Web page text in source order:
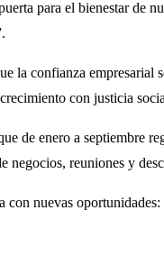
para el bienestar de
confianza
con justicia
de enero a septiembre
negocios, reuniones y
nuevas